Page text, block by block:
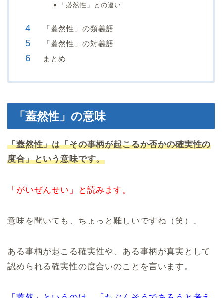
「必然性」との違い
「蓋然性」の類義語
「蓋然性」の対義語
まとめ
「蓋然性」の意味
「蓋然性」は「その事柄が起こるか否かの確実性の
度合」という意味です。
「がいぜんせい」と読みます。
意味を聞いても、ちょっと難しいですね（笑）。
ある事柄が起こる確実性や、ある事柄が真実として
認められる確実性の度合いのことを言います。